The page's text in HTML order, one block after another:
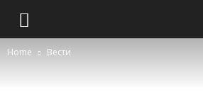
Home Вести